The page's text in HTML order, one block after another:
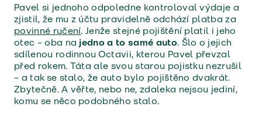
Pavel si jednoho odpoledne kontroloval výdaje a
zjistil, že mu z účtu pravidelně odchází platba za
povinné ručení. Jenže stejné pojištění platil i jeho
otec – oba na jedno a to samé auto. Šlo o jejich
sdílenou rodinnou Octavii, kterou Pavel převzal
před rokem. Táta ale svou starou pojistku nezrušil
– a tak se stalo, že auto bylo pojištěno dvakrát.
Zbytečně. A věřte, nebo ne, zdaleka nejsou jediní,
komu se něco podobného stalo.